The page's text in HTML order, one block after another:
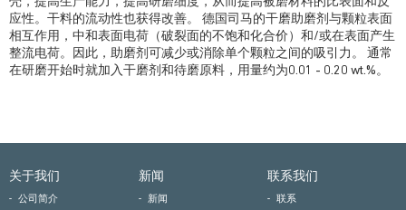
应性。干料的流动性也获得改善。 德国司马的干磨助磨剂与颗粒表面
相互作用，中和表面电荷（破裂面的不饱和化合价）和/或在表面产生
整流电荷。因此，助磨剂可减少或消除单个颗粒之间的吸引力。 通常
在研磨开始时就加入干磨剂和待磨原料，用量约为0.01 - 0.20 wt.%。
关于我们
公司简介
新闻
新闻
联系我们
联系